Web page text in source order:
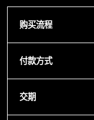
购买流程
付款方式
交期